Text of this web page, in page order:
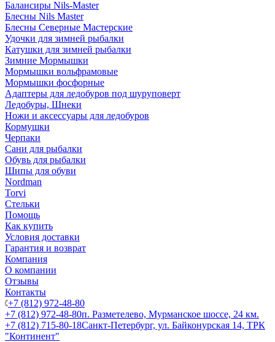
Балансиры Nils-Master
Блесны Nils Master
Блесны Северные Мастерские
Удочки для зимней рыбалки
Катушки для зимней рыбалки
Зимние Мормышки
Мормышки вольфрамовые
Мормышки фосфорные
Адаптеры для ледобуров под шуруповерт
Ледобуры, Шнеки
Ножи и аксессуары для ледобуров
Кормушки
Черпаки
Сани для рыбалки
Обувь для рыбалки
Шипы для обуви
Nordman
Torvi
Стельки
Помощь
Как купить
Условия доставки
Гарантия и возврат
Компания
О компании
Отзывы
Контакты
+7 (812) 972-48-80
+7 (812) 972-48-80п. Разметелево, Мурманское шоссе, 24 км.
+7 (812) 715-80-18Санкт-Петербург, ул. Байконурская 14, ТРК
"Континент"